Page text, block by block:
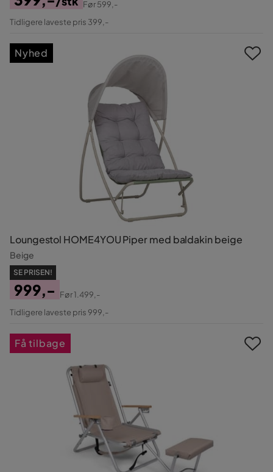
Pris
Original
Før599,-
Tidligere laveste pris 399,-
Loungestol HOME4YOU Piper med baldakin beige
Beige
SE PRISEN!
Pris
999,-
Original
Før1.499,-
Tidligere laveste pris 999,-
Nyhed
Få tilbage